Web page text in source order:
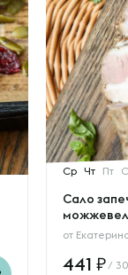
Ср Чт Пт
Сало
от
441 /